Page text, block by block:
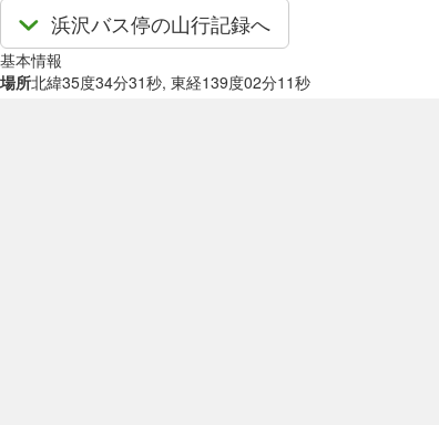
浜沢バス停の山行記録へ
基本情報
場所北緯35度34分31秒, 東経139度02分11秒